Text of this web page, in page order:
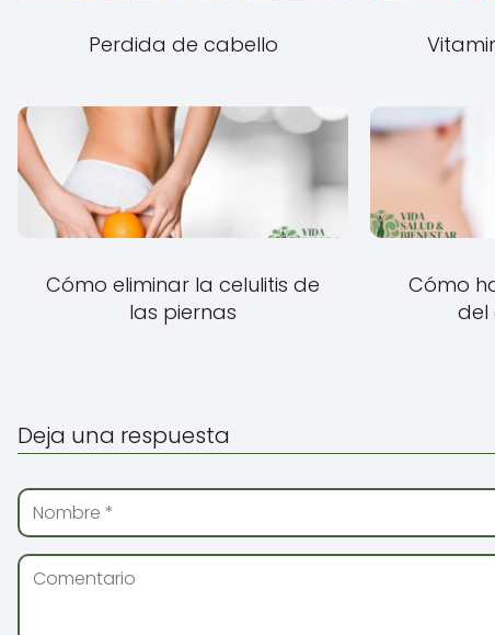
Perdida de cabello
Cómo eliminar la celulitis de
las piernas
Cómo
del
Deja una respuesta